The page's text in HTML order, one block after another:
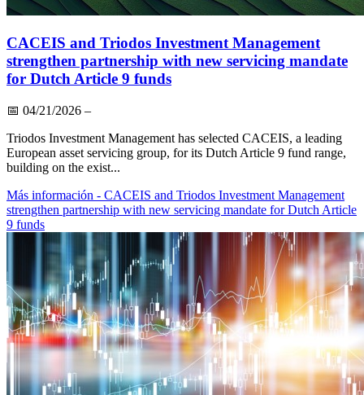
CACEIS and Triodos Investment Management
strengthen partnership with new servicing mandate
for Dutch Article 9 funds
📅 04/21/2026 –
Triodos Investment Management has selected CACEIS, a leading
European asset servicing group, for its Dutch Article 9 fund range,
building on the exist...
Más información - CACEIS and Triodos Investment Management
strengthen partnership with new servicing mandate for Dutch Article
9 funds